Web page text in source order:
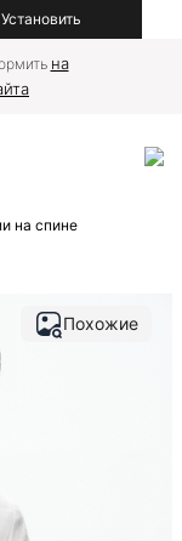
Установить
на
на спине
Похожие